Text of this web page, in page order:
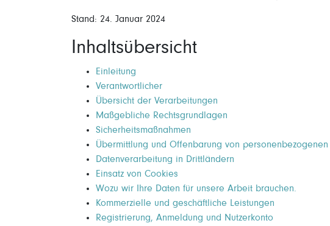
Stand: 24. Januar 2024
Inhaltsübersicht
Einleitung
Verantwortlicher
Übersicht der Verarbeitungen
Maßgebliche Rechtsgrundlagen
Sicherheitsmaßnahmen
Übermittlung und Offenbarung von personenbezogenen
Datenverarbeitung in Drittländern
Einsatz von Cookies
Wozu wir Ihre Daten für unsere Arbeit brauchen.
Kommerzielle und geschäftliche Leistungen
Registrierung, Anmeldung und Nutzerkonto